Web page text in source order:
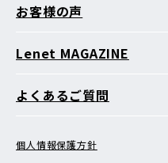
お客様の声
Lenet MAGAZINE
よくあるご質問
個人情報保護方針